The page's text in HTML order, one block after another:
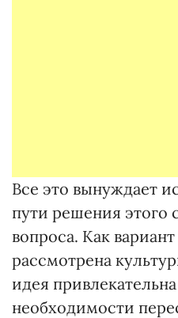
Все это вынуждает
пути решения этого
вопроса. Как
рассмотрена
идея
необходимости